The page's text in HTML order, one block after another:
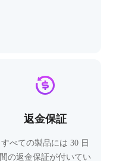
返金保証
すべての製品には 30 日
間の返金保証が付いてい